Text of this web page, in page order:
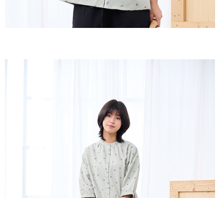
權轉讓予恩沛科技股份有限公司。
２．關於個人資料處理事宜，請瀏覽以下網址：
https://aftee.tw/terms/#terms3
黑貓宅急便(包裹尺寸90cm以下)
每筆NT$140，滿NT$2,000(含以上)免運費